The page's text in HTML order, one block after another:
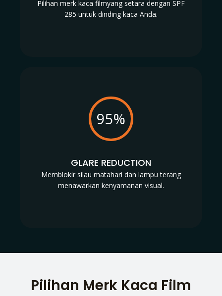
Pilihan merk kaca filmyang setara dengan SPF
285 untuk dinding kaca Anda.
95%
GLARE REDUCTION
Memblokir silau matahari dan lampu terang
menawarkan kenyamanan visual.
Pilihan Merk Kaca Film